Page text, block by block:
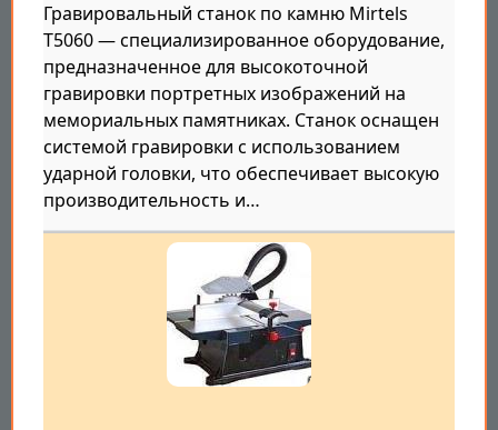
Гравировальный станок по камню Mirtels
T5060 — специализированное оборудование,
предназначенное для высокоточной
гравировки портретных изображений на
мемориальных памятниках. Станок оснащен
системой гравировки с использованием
ударной головки, что обеспечивает высокую
производительность и…